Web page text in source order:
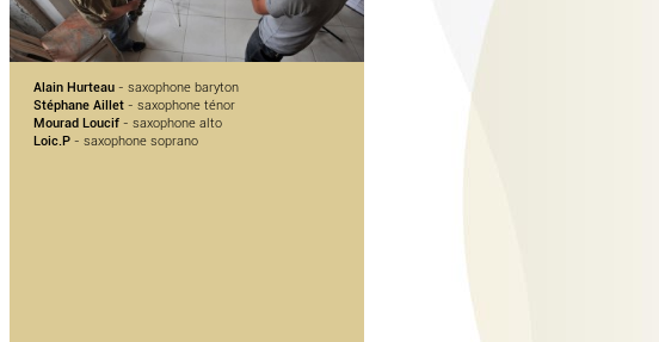
Alain Hurteau- saxophone baryton
Stéphane Aillet- saxophone ténor
Mourad Loucif- saxophone alto
Loic.P- saxophone soprano